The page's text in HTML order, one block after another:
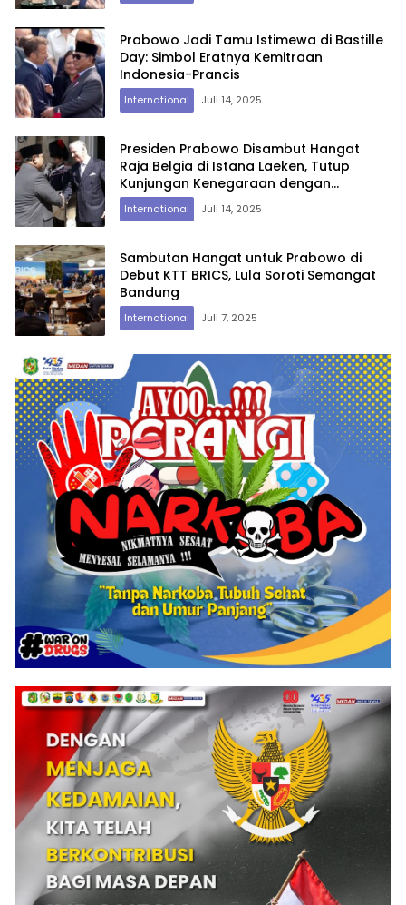
Prabowo Jadi Tamu Istimewa di Bastille
Day: Simbol Eratnya Kemitraan
Indonesia-Prancis
International Juli 14, 2025
Presiden Prabowo Disambut Hangat
Raja Belgia di Istana Laeken, Tutup
Kunjungan Kenegaraan dengan
Pertemuan Empat Mata
International Juli 14, 2025
Sambutan Hangat untuk Prabowo di
Debut KTT BRICS, Lula Soroti Semangat
Bandung
International Juli 7, 2025